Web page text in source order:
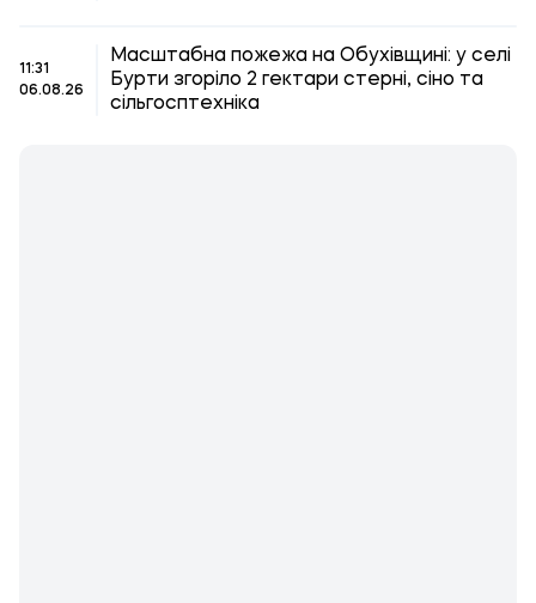
11:31
06.08.26
Масштабна пожежа на Обухівщині: у селі
Бурти згоріло 2 гектари стерні, сіно та
сільгосптехніка